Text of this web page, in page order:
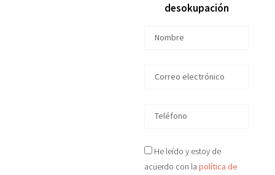
desokupación
He leído y estoy de
acuerdo con lapolítica de